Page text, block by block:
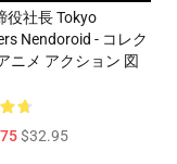
役社長 Tokyo
Nendoroid - コレク
ニメ アクション 図
$32.95